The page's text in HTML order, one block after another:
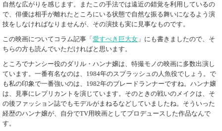
自然な広がりを感じます。またこの手法では遠近の錯覚を利用しているの
で、俳優は相手が離れたところにいる状態で自然な振る舞いになるよう演
技をしなければなりませんが、その演技も実に見事なものです。
この映画についてコラム記事「 愛すべき巨大女 」にも書きましたので、そ
ちらの方も読んでいただければと思います。
ところでナンシー役のダリル・ハンナ嬢は、特撮モノの映画に多数出演し
ています。一番有名なのは、1984年のスプラッシュの人魚役でしょう。で
も私の印象で一番強いのは、1982年のブレードランナーですね。ハンナ嬢
は、見事にレプリカントを演じています。そのときの戦いのメイクは、そ
の後ファッション誌でもモデルがまねるなどしていましたね。そういった
経歴のハンナ嬢が、自分でTV用映画としてプロデュースした作品なんで
す。